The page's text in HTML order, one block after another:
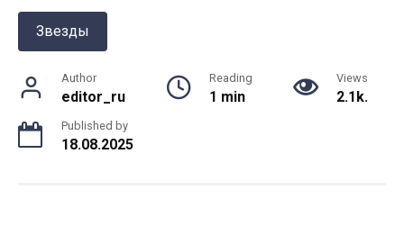
Звезды
Author
editor_ru
Reading
1 min
Views
2.1k.
Published by
18.08.2025